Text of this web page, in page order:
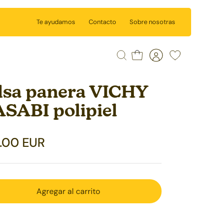
Te ayudamos Contacto Sobre nosotras
BuscarCarritoCuentaWishlist
panera VICHY
polipiel
EUR
Agregar al carrito